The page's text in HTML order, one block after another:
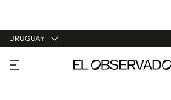
URUGUAY
URUGUAY
ARGENTINA